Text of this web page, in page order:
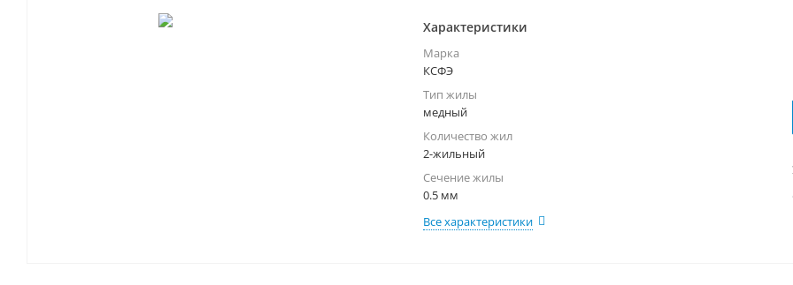
Характеристики
Марка
КСФЭ
Тип жилы
медный
Количество жил
2-жильный
Сечение жилы
0.5 мм
Все характеристики